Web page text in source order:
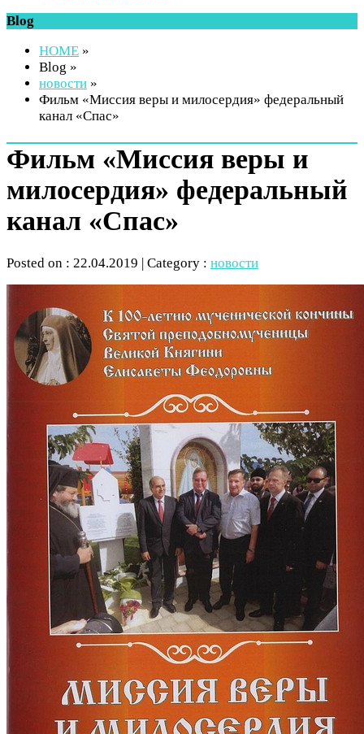
Blog
HOME »
Blog »
новости »
Фильм «Миссия веры и милосердия» федеральный
канал «Спас»
Фильм «Миссия веры и
милосердия» федеральный
канал «Спас»
Posted on : 22.04.2019 | Category : новости